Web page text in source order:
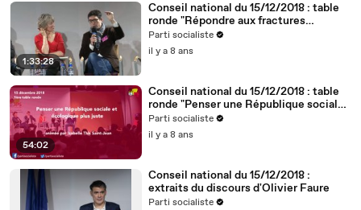
1:33:28
Conseil national du 15/12/2018 : table
ronde "Répondre aux fractures
territoriales, républicaines et
démocratiques"
Parti socialiste
il y a 8 ans
54:02
Conseil national du 15/12/2018 : table
ronde "Penser une République sociale
et écologique plus juste"
Parti socialiste
il y a 8 ans
Conseil national du 15/12/2018 :
extraits du discours d'Olivier Faure
Parti socialiste